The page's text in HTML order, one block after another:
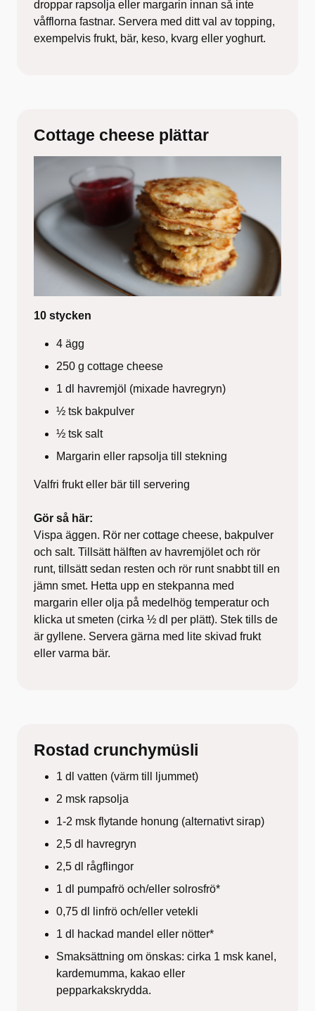
droppar rapsolja eller margarin innan så inte
våfflorna fastnar. Servera med ditt val av topping,
exempelvis frukt, bär, keso, kvarg eller yoghurt.
Cottage cheese plättar
10 stycken
4 ägg
250 g cottage cheese
1 dl havremjöl (mixade havregryn)
½ tsk bakpulver
½ tsk salt
Margarin eller rapsolja till stekning
Valfri frukt eller bär till servering
Gör så här:
Vispa äggen. Rör ner cottage cheese, bakpulver
och salt. Tillsätt hälften av havremjölet och rör
runt, tillsätt sedan resten och rör runt snabbt till en
jämn smet. Hetta upp en stekpanna med
margarin eller olja på medelhög temperatur och
klicka ut smeten (cirka ½ dl per plätt). Stek tills de
är gyllene. Servera gärna med lite skivad frukt
eller varma bär.
Rostad crunchymüsli
1 dl vatten (värm till ljummet)
2 msk rapsolja
1-2 msk flytande honung (alternativt sirap)
2,5 dl havregryn
2,5 dl rågflingor
1 dl pumpafrö och/eller solrosfrö*
0,75 dl linfrö och/eller vetekli
1 dl hackad mandel eller nötter*
Smaksättning om önskas: cirka 1 msk kanel,
kardemumma, kakao eller
pepparkakskrydda.